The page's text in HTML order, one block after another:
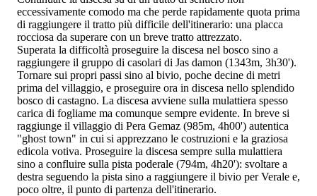
eccessivamente comodo ma che perde rapidamente quota prima
di raggiungere il tratto più difficile dell'itinerario: una placca
rocciosa da superare con un breve tratto attrezzato.
Superata la difficoltà proseguire la discesa nel bosco sino a
raggiungere il gruppo di casolari di Jas damon (1343m, 3h30').
Tornare sui propri passi sino al bivio, poche decine di metri
prima del villaggio, e proseguire ora in discesa nello splendido
bosco di castagno. La discesa avviene sulla mulattiera spesso
carica di fogliame ma comunque sempre evidente. In breve si
raggiunge il villaggio di Pera Gemaz (985m, 4h00') autentica
"ghost town" in cui si apprezzano le costruzioni e la graziosa
edicola votiva. Proseguire la discesa sempre sulla mulattiera
sino a confluire sulla pista poderale (794m, 4h20'): svoltare a
destra seguendo la pista sino a raggiungere il bivio per Verale e,
poco oltre, il punto di partenza dell'itinerario.